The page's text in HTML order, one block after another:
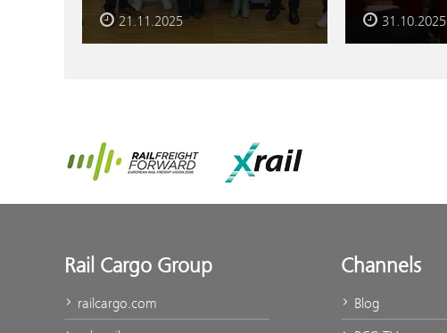
21.11.2025 31.10.2025
Rail Freight Forward Xrail
Rail Cargo Group
railcargo.com
Channels
Blog